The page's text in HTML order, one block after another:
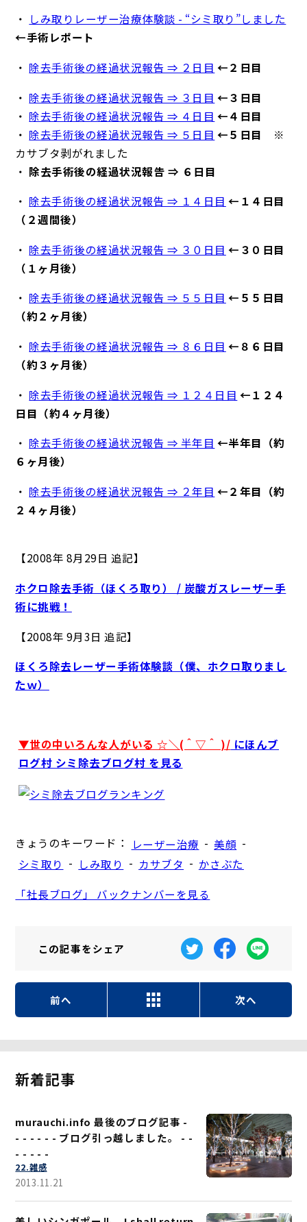
・ しみ取りレーザー治療体験談 - “シミ取り”しました
←手術レポート
・ 除去手術後の経過状況報告 ⇒ ２日目 ←２日目
・ 除去手術後の経過状況報告 ⇒ ３日目 ←３日目
・ 除去手術後の経過状況報告 ⇒ ４日目 ←４日目
・ 除去手術後の経過状況報告 ⇒ ５日目 ←５日目
※
カサブタ剥がれました
・ 除去手術後の経過状況報告 ⇒ ６日目
・ 除去手術後の経過状況報告 ⇒ １４日目 ←１４日目
（２週間後）
・ 除去手術後の経過状況報告 ⇒ ３０日目 ←３０日目
（１ヶ月後）
・ 除去手術後の経過状況報告 ⇒ ５５日目 ←５５日目
（約２ヶ月後）
・ 除去手術後の経過状況報告 ⇒ ８６日目 ←８６日目
（約３ヶ月後）
・ 除去手術後の経過状況報告 ⇒ １２４日目 ←１２４
日目（約４ヶ月後）
・ 除去手術後の経過状況報告 ⇒ 半年目 ←半年目（約
６ヶ月後）
・ 除去手術後の経過状況報告 ⇒ ２年目 ←２年目（約
２４ヶ月後）
【2008年 8月29日 追記】
ホクロ除去手術（ほくろ取り） / 炭酸ガスレーザー手
術に挑戦！
【2008年 9月3日 追記】
ほくろ除去レーザー手術体験談（僕、ホクロ取りまし
たｗ）
▼世の中いろんな人がいる ☆＼(＾▽＾ )/ にほんブ
ログ村 シミ除去ブログ村 を見る
きょうのキーワード： レーザー治療 - 美顔 -
シミ取り - しみ取り - カサブタ - かさぶた
「社長ブログ」 バックナンバーを見る
この記事をシェア
前へ 次へ
新着記事
murauchi.info 最後のブログ記事 -
- - - - - - ブログ引っ越しました。 - -
- - - - -
22.雑感
2013.11.21